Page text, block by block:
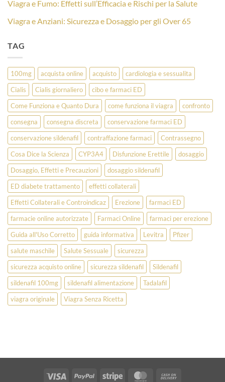
Viagra e Fumo: Effetti sull’Efficacia e Rischi per la Salute
Viagra e Anziani: Sicurezza e Dosaggio per gli Over 65
TAG
100mg acquista online acquisto
cardiologia e sessualita
Cialis
Cialis giornaliero
cibo e farmaci ED
Come Funziona e Quanto Dura
come funziona il viagra
confronto
consegna
consegna discreta
conservazione farmaci ED
conservazione sildenafil
contraffazione farmaci
Contrassegno
Cosa Dice la Scienza
CYP3A4 Disfunzione Erettile
dosaggio
Dosaggio, Effetti e Precauzioni
dosaggio sildenafil
ED diabete trattamento
effetti collaterali
Effetti Collaterali e Controindicaz
Erezione
farmaci ED
farmacie online autorizzate
Farmaci Online
farmaci per erezione
Guida all'Uso Corretto
guida informativa Levitra
Pfizer
salute maschile
Salute Sessuale
sicurezza
sicurezza acquisto online
sicurezza sildenafil
Sildenafil
sildenafil 100mg
sildenafil alimentazione
Tadalafil
viagra originale
Viagra Senza Ricetta
Visa PayPal Stripe MasterCard